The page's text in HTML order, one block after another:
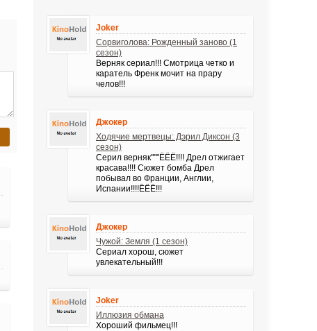
Joker
Сорвиголова: Рожденный заново (1
сезон)
Верняк сериал!!! Смотрица четко и
каратель Френк мочит на прару
челов!!!
Джокер
Ходячие мертвецы: Дэрил Диксон (3
сезон)
Серил верняк"""ЁЁЁ!!!! Дрел отжигает
красава!!!! Сюжет бомба Дрел
побывал во Франции, Англии,
Испании!!!!ЁЁЁ!!!
Джокер
Чужой: Земля (1 сезон)
Сериал хорош, сюжет
увлекательный!!!
Joker
Иллюзия обмана
Хороший фильмец!!!